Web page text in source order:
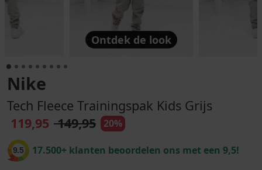
Ontdek de look
Nike
Tech Fleece Trainingspak Kids Grijs
119,95 149,95 20%
9.5 17.500+ klanten beoordelen ons met een 9,5!